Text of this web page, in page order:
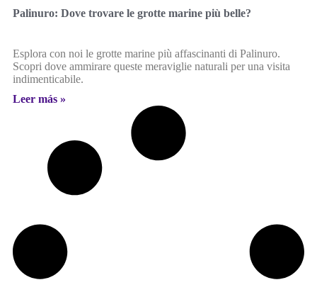
Palinuro: Dove trovare le grotte marine più belle?
Esplora con noi le grotte marine più affascinanti di Palinuro.
Scopri dove ammirare queste meraviglie naturali per una visita
indimenticabile.
Leer más »